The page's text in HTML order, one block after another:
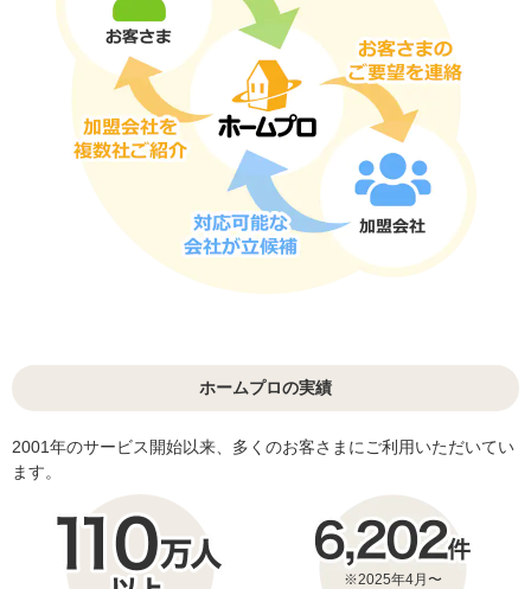
ホームプロの実績
2001年のサービス開始以来、多くのお客さまにご利用いただいてい
ます。
※2025年4月〜